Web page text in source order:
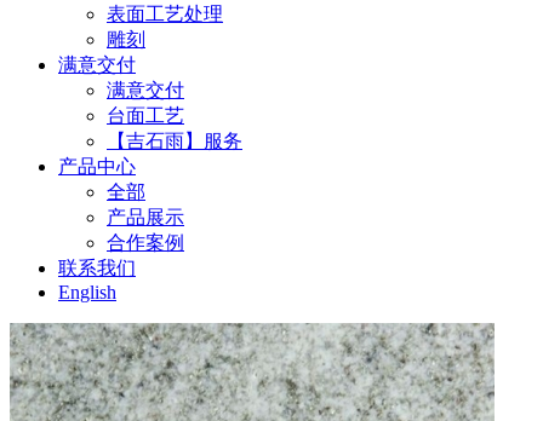
表面工艺处理
雕刻
满意交付
满意交付
台面工艺
【吉石雨】服务
产品中心
全部
产品展示
合作案例
联系我们
English